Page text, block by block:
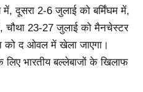
दूसरा 2-6 जुलाई को बर्मिंघम में,
चौथा 23-27 जुलाई को मैनचेस्टर
को द ओवल में खेला जाएगा।
भारतीय बल्लेबाजों के खिलाफ